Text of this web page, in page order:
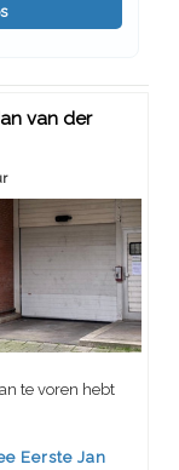
van der
te voren hebt
Eerste Jan